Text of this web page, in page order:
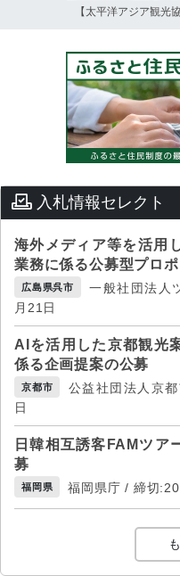
【太平洋アジア観光
入札情報セレクト
海外メディア等を活用
業務に係る公募型プロ
広島県呉市
一般社団法人
月21日
AIを活用した京都観光
係る企画提案の公募
京都市
公益社団法人京
日
日韓相互誘客FAMツア
募
福岡県 福岡県庁 / 締切